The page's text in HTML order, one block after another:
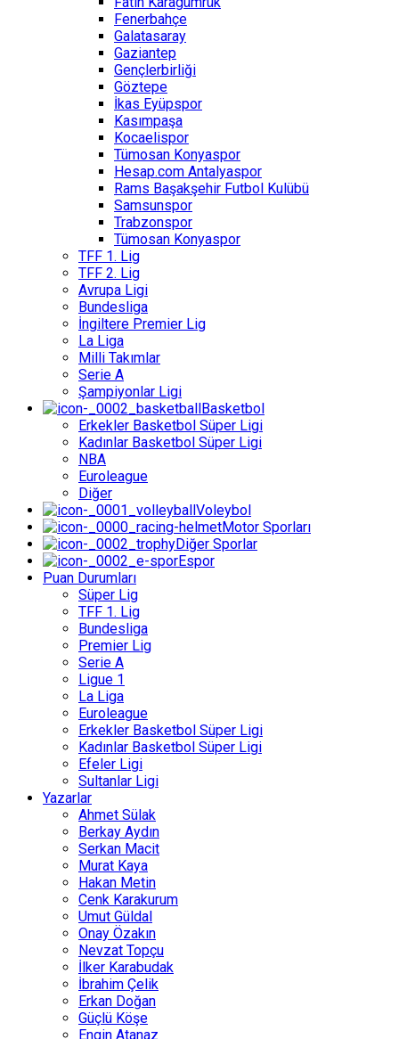
Fenerbahçe
Galatasaray
Gaziantep
Gençlerbirliği
Göztepe
İkas Eyüpspor
Kasımpaşa
Kocaelispor
Tümosan Konyaspor
Hesap.com Antalyaspor
Rams Başakşehir Futbol Kulübü
Samsunspor
Trabzonspor
Tümosan Konyaspor
TFF 1. Lig
TFF 2. Lig
Avrupa Ligi
Bundesliga
İngiltere Premier Lig
La Liga
Milli Takımlar
Serie A
Şampiyonlar Ligi
Basketbol
Erkekler Basketbol Süper Ligi
Kadınlar Basketbol Süper Ligi
NBA
Euroleague
Diğer
Voleybol
Motor Sporları
Diğer Sporlar
Espor
Puan Durumları
Süper Lig
TFF 1. Lig
Bundesliga
Premier Lig
Serie A
Ligue 1
La Liga
Euroleague
Erkekler Basketbol Süper Ligi
Kadınlar Basketbol Süper Ligi
Efeler Ligi
Sultanlar Ligi
Yazarlar
Ahmet Sülak
Berkay Aydın
Serkan Macit
Murat Kaya
Hakan Metin
Cenk Karakurum
Umut Güldal
Onay Özakın
Nevzat Topçu
İlker Karabudak
İbrahim Çelik
Erkan Doğan
Güçlü Köşe
Engin Atanaz